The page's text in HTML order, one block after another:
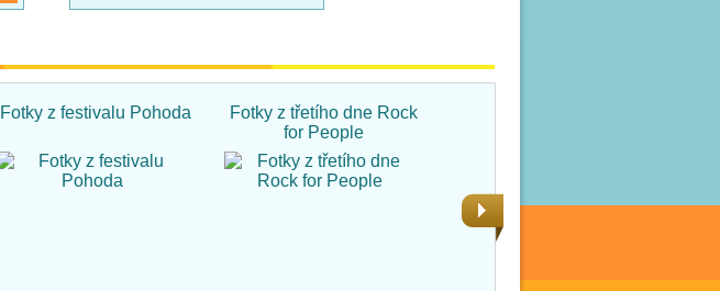
Fotky z festivalu Pohoda
Fotky z třetího dne Rock
for People